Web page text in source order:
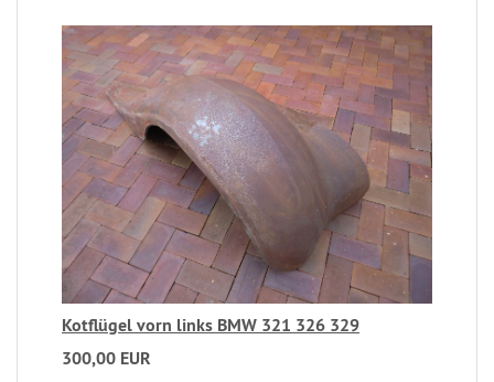
Kotflügel vorn links BMW 321 326 329
300,00 EUR